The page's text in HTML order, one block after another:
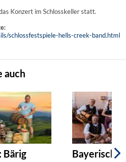
Konzert im Schlosskeller statt.
schlossfestspiele-hells-creek-band.html
auch
Bärig
Bayerisch